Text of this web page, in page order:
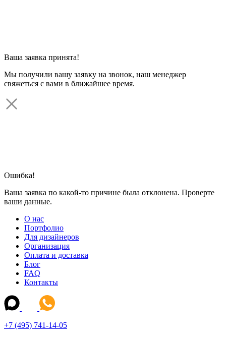
Ваша заявка принята!
Мы получили вашу заявку на звонок, наш менеджер
свяжеться с вами в ближайшее время.
Ошибка!
Ваша заявка по какой-то причине была отклонена. Проверте
ваши данные.
О нас
Портфолио
Для дизайнеров
Организация
Оплата и доставка
Блог
FAQ
Контакты
+7 (495) 741-14-05